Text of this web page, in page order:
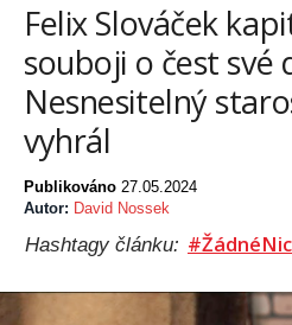
Felix Slováček
souboji o čest své
Nesnesitelný
vyhrál
Publikováno 27.05.2024
Autor: David Nossek
Hashtagy článku: